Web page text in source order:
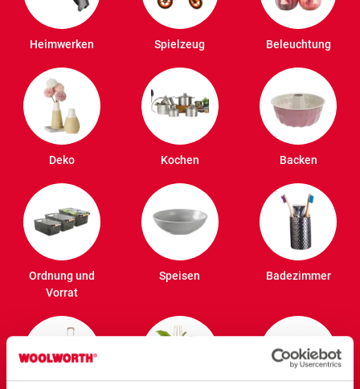
Heimwerken Spielzeug Beleuchtung
Deko Kochen Backen
Ordnung und
Vorrat
Speisen Badezimmer